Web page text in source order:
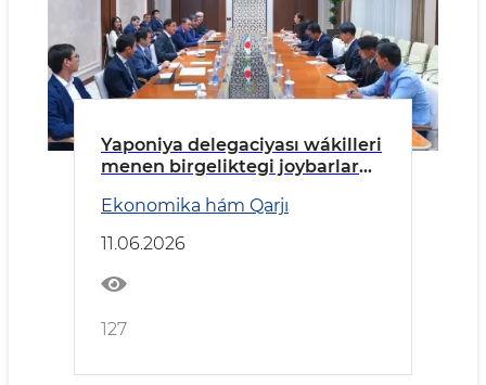
Yaponiya delegaciyası wákilleri
menen birgeliktegi joybarlar
Ekonomika hám Qarjı
11.06.2026
127